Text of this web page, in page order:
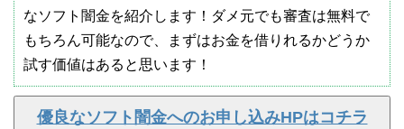
なソフト闇金を紹介します！ダメ元でも審査は無料で
もちろん可能なので、まずはお金を借りれるかどうか
試す価値はあると思います！
優良なソフト闇金へのお申し込みHPはコチラ